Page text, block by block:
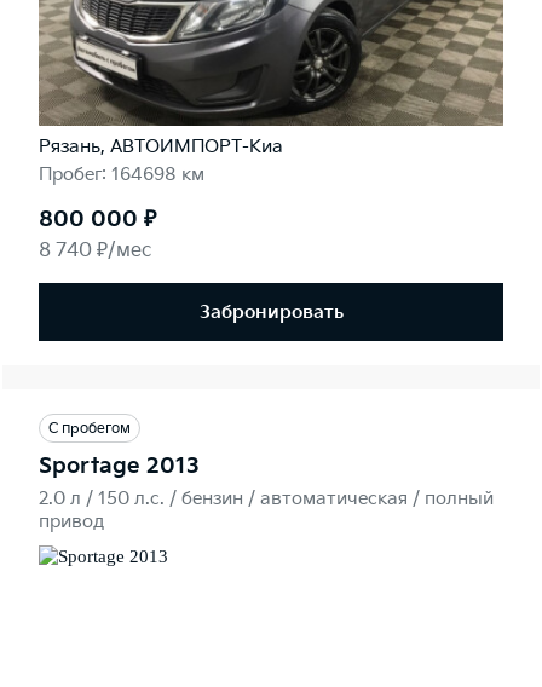
Рязань, АВТОИМПОРТ-Киа
Пробег: 164698 км
800 000 ₽
8 740 ₽/мес
Забронировать
С пробегом
Sportage 2013
2.0 л / 150 л.c. / бензин / автоматическая / полный
привод